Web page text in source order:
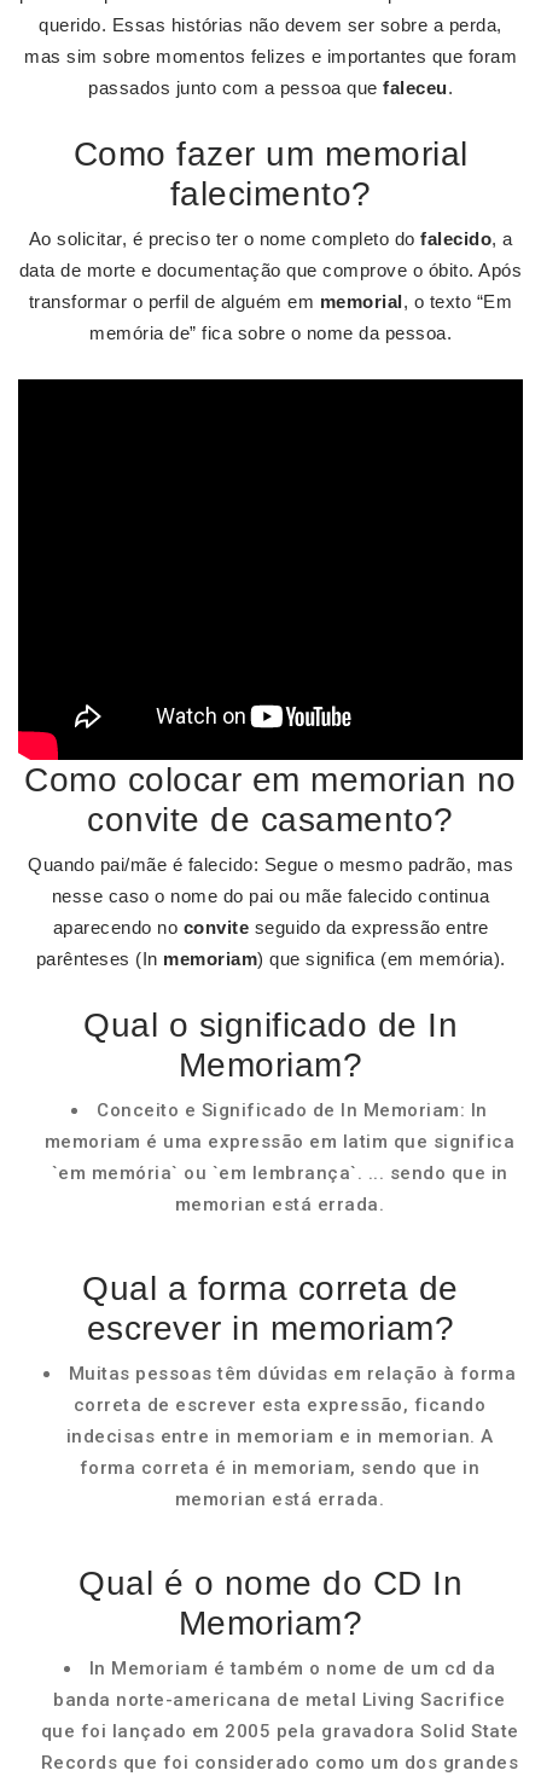
querido. Essas histórias não devem ser sobre a perda,
mas sim sobre momentos felizes e importantes que foram
passados junto com a pessoa que faleceu.
Como fazer um memorial
falecimento?
Ao solicitar, é preciso ter o nome completo do falecido, a
data de morte e documentação que comprove o óbito. Após
transformar o perfil de alguém em memorial, o texto “Em
memória de” fica sobre o nome da pessoa.
Como colocar em memorian no
convite de casamento?
Quando pai/mãe é falecido: Segue o mesmo padrão, mas
nesse caso o nome do pai ou mãe falecido continua
aparecendo no convite seguido da expressão entre
parênteses (In memoriam) que significa (em memória).
Qual o significado de In
Memoriam?
Conceito e Significado de In Memoriam: In
memoriam é uma expressão em latim que significa
`em memória` ou `em lembrança`. ... sendo que in
memorian está errada.
Qual a forma correta de
escrever in memoriam?
Muitas pessoas têm dúvidas em relação à forma
correta de escrever esta expressão, ficando
indecisas entre in memoriam e in memorian. A
forma correta é in memoriam, sendo que in
memorian está errada.
Qual é o nome do CD In
Memoriam?
In Memoriam é também o nome de um cd da
banda norte-americana de metal Living Sacrifice
que foi lançado em 2005 pela gravadora Solid State
Records que foi considerado como um dos grandes